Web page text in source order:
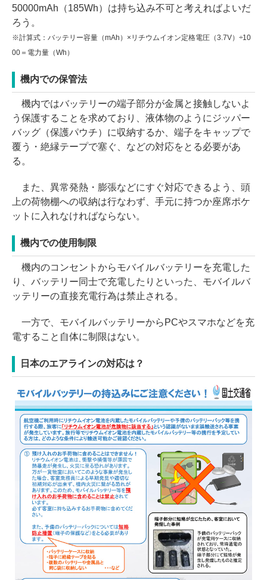
50000mAh（185Wh）は持ち込み不可と考えればよいだ
ろう。
※計算式：バッテリー容量（mAh）×リチウムイオン定格電圧（3.7V）÷10
00＝電力量（Wh）
機内での保管法
機内ではバッテリーの端子部分が金属と接触しないよ
う保護することを求めており、液体物のようにジッパー
バッグ（保護パウチ）に収納するか、端子をキャップで
覆う・絶縁テープで塞ぐ、などの対応をとる必要があ
る。
また、異常発熱・膨張などにすぐ対応できるよう、頭
上の荷物棚への収納は行なわず、手元に持つか座席ポケ
ットに入れなければならない。
機内での使用制限
機内のコンセントからモバイルバッテリーを充電した
り、バッテリー同士で充電したりといった、モバイルバ
ッテリーの直接充電行為は禁止される。
一方で、モバイルバッテリーからPCやスマホなどを充
電すること自体に制限はない。
日本のエアラインの対応は？